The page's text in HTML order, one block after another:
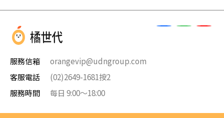
服務信箱
orangevip@udngroup.com
客服電話
(02)2649-1681按2
服務時間
每日 9:00～18:00